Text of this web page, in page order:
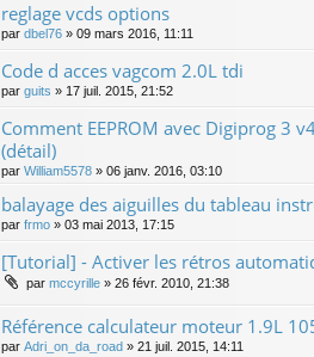
reglage vcds options
par dbel76 » 09 mars 2016, 11:11
Code d acces vagcom 2.0L tdi
par guits » 17 juil. 2015, 21:52
Comment EEPROM avec Digiprog 3
(détail)
par William5578 » 06 janv. 2016, 03:10
balayage des aiguilles du tableau
par frmo » 03 mai 2013, 17:15
[Tutorial] - Activer les rétros
par mccyrille » 26 févr. 2010, 21:38
Référence calculateur moteur 1.9L
par Adri_on_da_road » 21 juil. 2015, 14:11